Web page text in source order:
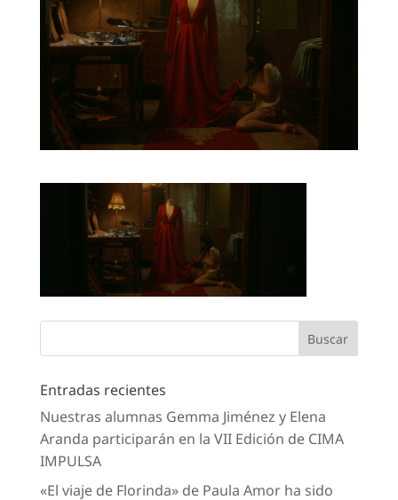
Entradas recientes
Nuestras alumnas Gemma Jiménez y Elena
Aranda participarán en la VII Edición de CIMA
IMPULSA
«El viaje de Florinda» de Paula Amor ha sido